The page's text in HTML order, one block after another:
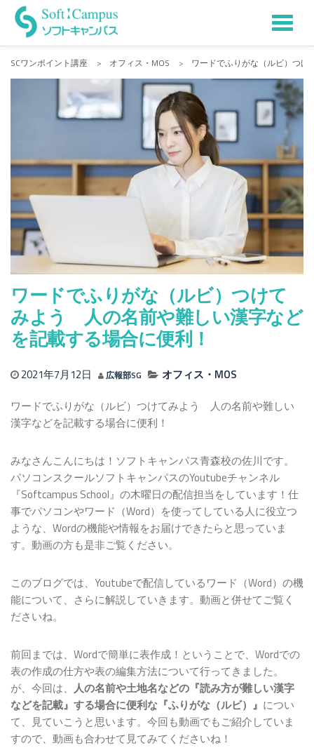
content
SCワンポイント講座 > オフィス・MOS > ワードでふりがな（ルビ）つ
ワードでふりがな（ルビ）つけて
みよう 人の名前や難しい漢字など
を記載する場合に便利！
2021年7月12日 広報部SG
オフィス・MOS
ワードでふりがな（ルビ）つけてみよう 人の名前や難しい
漢字などを記載する場合に便利！
みなさんこんにちは！ソフトキャンパス青森校の佐川です。
パソコンスクールソフトキャンパスのYoutubeチャンネル
『Softcampus School』の木曜日の配信担当をしています！仕
事でパソコンやワード（Word）を使ってしている人に役立つ
ような、Wordの機能や情報をお届けできたらと思っていま
す。動画の方も是非ご覧ください。
このブログでは、Youtubeで配信しているワード（Word）の機
能について、さらに解説していきます。動画と併せてご覧く
ださいね。
前回までは、Wordで簡単に表作成！ということで、Wordでの
表の作成の仕方や表の編集方法について行ってきました。
が、今回は、 人の名前や土地名などの『読み方が難しい漢字
などを記載』する場合に便利な『ふりがな（ルビ）』 につい
て、見ていこうと思います。今回も動画でもご紹介していま
すので、動画も合わせて見てみてくださいね！